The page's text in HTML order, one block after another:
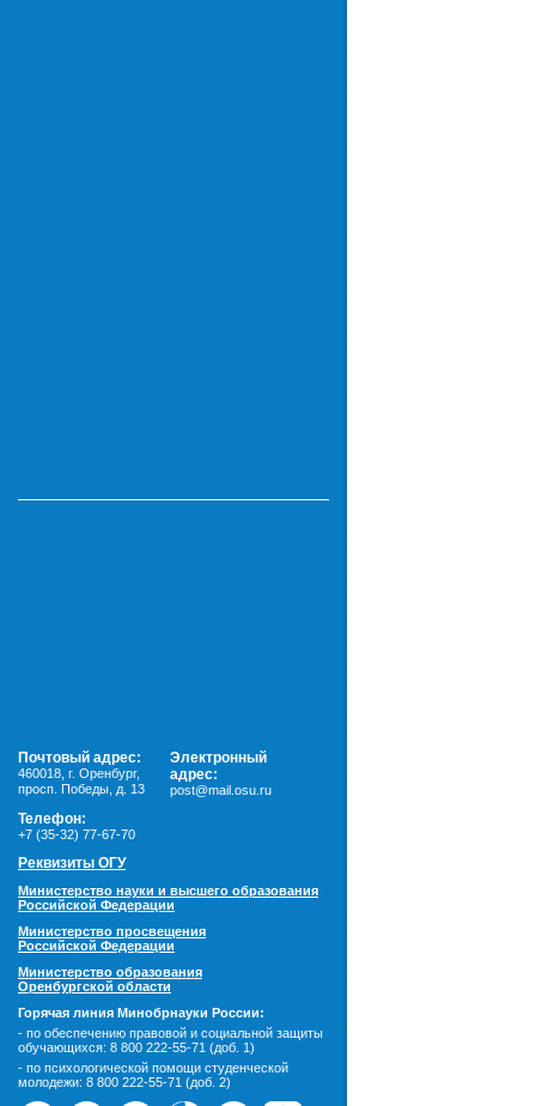
Почтовый адрес:
460018 г. Оренбург,
просп. Победы, д. 13
Электронный
адрес:
post@mail.osu.ru
Телефон:
+7 (35-32) 77-67-70
Реквизиты ОГУ
Министерство науки и высшего образования
Российской Федерации
Министерство просвещения
Российской Федерации
Министерство образования
Оренбургской области
Горячая линия Минобрнауки России:
- по обеспечению правовой и социальной защиты
обучающихся: 8 800 222-55-71 (доб. 1)
- по психологической помощи студенческой
молодежи: 8 800 222-55-71 (доб. 2)